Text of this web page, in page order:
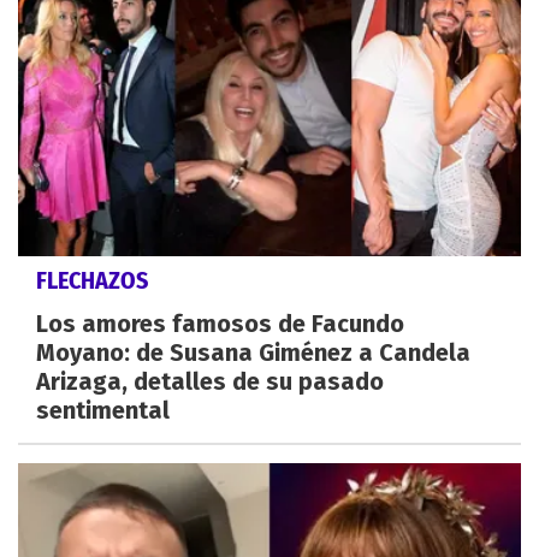
FLECHAZOS
Los amores famosos de Facundo
Moyano: de Susana Giménez a Candela
Arizaga, detalles de su pasado
sentimental